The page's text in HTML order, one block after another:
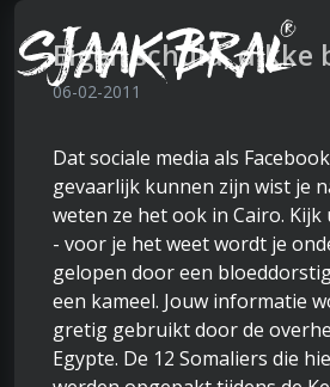
Eigen schuld, dikke
06-02-2011
Dat sociale media als
gevaarlijk kunnen zijn wist je
weten ze het ook in Cairo.
- voor je het weet wordt je
gelopen door een
een kameel. Jouw informatie
gretig gebruikt door de
Egypte. De 12 Somaliers die